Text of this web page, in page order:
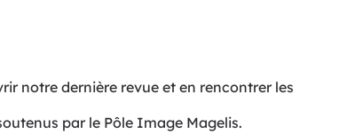
notre dernière revue et en rencontrer les
par le Pôle Image Magelis.